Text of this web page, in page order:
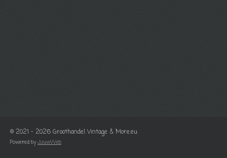
© 2021 - 2026 Groothandel Vintage & More.eu
Powered byJouwWeb